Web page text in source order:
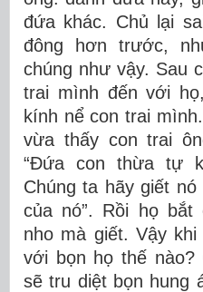
đứa khác. Chủ lại
đông hơn trước,
chúng như vậy. Sau
trai mình đến với
kính nể con trai
vừa thấy con trai
“Ðứa con thừa tự
Chúng ta hãy giết
của nó”. Rồi họ
nho mà giết. Vậy
với bọn họ thế nào?
sẽ tru diệt bọn hung